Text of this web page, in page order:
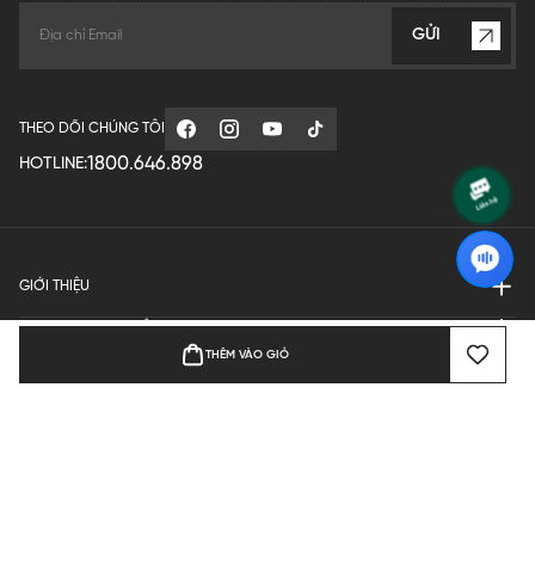
THÊM VÀO GIỎ
GỬI
THEO DÕI CHÚNG TÔI
HOTLINE:1800.646.898
GIỚI THIỆU
QUY ĐỊNH HOẠT ĐỘNG